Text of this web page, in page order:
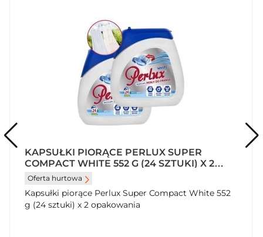
KAPSUŁKI PIORĄCE PERLUX SUPER
COMPACT WHITE 552 G (24 SZTUKI) X 2
OPAKOWANIA
Oferta hurtowa
Kapsułki piorące Perlux Super Compact White 552
g (24 sztuki) x 2 opakowania